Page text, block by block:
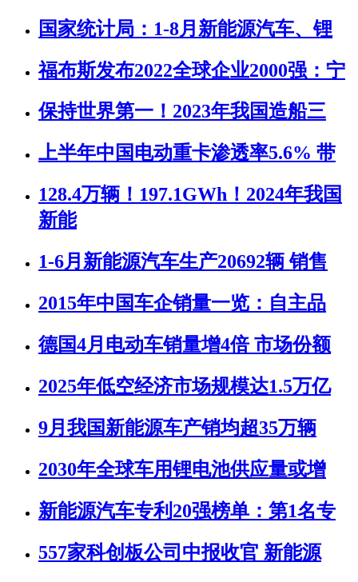
国家统计局：1-8月新能源汽车、锂
福布斯发布2022全球企业2000强：宁
保持世界第一！2023年我国造船三
上半年中国电动重卡渗透率5.6% 带
128.4万辆！197.1GWh！2024年我国
新能
1-6月新能源汽车生产20692辆 销售
2015年中国车企销量一览：自主品
德国4月电动车销量增4倍 市场份额
2025年低空经济市场规模达1.5万亿
9月我国新能源车产销均超35万辆
2030年全球车用锂电池供应量或增
新能源汽车专利20强榜单：第1名专
557家科创板公司中报收官 新能源